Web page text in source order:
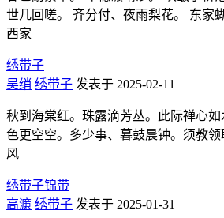
世几回嗟。 齐分付、夜雨梨花。 东家
西家
绣带子
吴绡 绣带子 发表于 2025-02-11
秋到海棠红。珠露滴芳丛。此际禅心
色更空空。多少事、暮鼓晨钟。须教
风
绣带子锦带
高濂 绣带子 发表于 2025-01-31